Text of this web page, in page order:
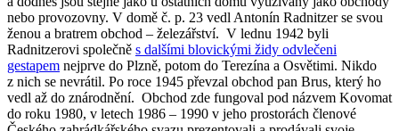
nebo provozovny. V domě č. p. 23 vedl Antonín Radnitzer se svou
ženou a bratrem obchod – železářství. V lednu 1942 byli
Radnitzerovi společně s dalšími blovickými židy odvlečeni
gestapem nejprve do Plzně, potom do Terezína a Osvětimi. Nikdo
z nich se nevrátil. Po roce 1945 převzal obchod pan Brus, který ho
vedl až do znárodnění. Obchod zde fungoval pod názvem Kovomat
do roku 1980, v letech 1986 – 1990 v jeho prostorách členové